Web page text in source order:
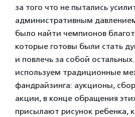
за того что не пытались
административным
было найти чемпионов
которые готовы были стать
и повлечь за собой
используем традиционные
фандрайзинга: аукционы,
акции, в конце обращения
присылают рисунок ребенка,